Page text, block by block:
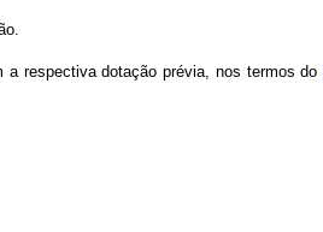
a respectiva dotação prévia, nos termos do